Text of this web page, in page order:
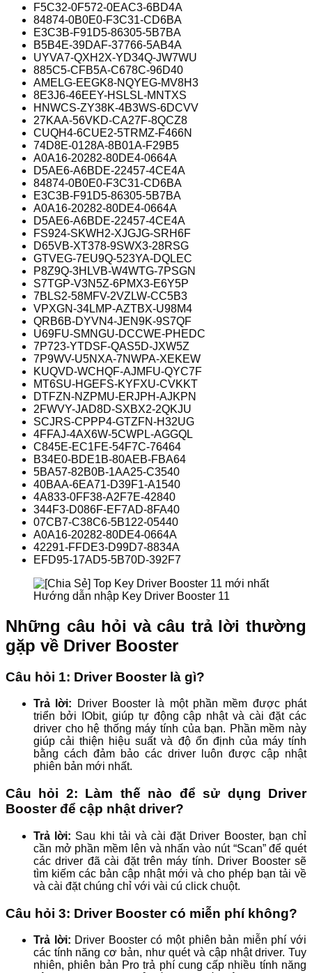
F5C32-0F572-0EAC3-6BD4A
84874-0B0E0-F3C31-CD6BA
E3C3B-F91D5-86305-5B7BA
B5B4E-39DAF-37766-5AB4A
UYVA7-QXH2X-YD34Q-JW7WU
885C5-CFB5A-C678C-96D40
AMELG-EEGK8-NQYEG-MV8H3
8E3J6-46EEY-HSLSL-MNTXS
HNWCS-ZY38K-4B3WS-6DCVV
27KAA-56VKD-CA27F-8QCZ8
CUQH4-6CUE2-5TRMZ-F466N
74D8E-0128A-8B01A-F29B5
A0A16-20282-80DE4-0664A
D5AE6-A6BDE-22457-4CE4A
84874-0B0E0-F3C31-CD6BA
E3C3B-F91D5-86305-5B7BA
A0A16-20282-80DE4-0664A
D5AE6-A6BDE-22457-4CE4A
FS924-SKWH2-XJGJG-SRH6F
D65VB-XT378-9SWX3-28RSG
GTVEG-7EU9Q-523YA-DQLEC
P8Z9Q-3HLVB-W4WTG-7PSGN
S7TGP-V3N5Z-6PMX3-E6Y5P
7BLS2-58MFV-2VZLW-CC5B3
VPXGN-34LMP-AZTBX-U98M4
QRB6B-DYVN4-JEN9K-9S7QF
U69FU-SMNGU-DCCWE-PHEDC
7P723-YTDSF-QAS5D-JXW5Z
7P9WV-U5NXA-7NWPA-XEKEW
KUQVD-WCHQF-AJMFU-QYC7F
MT6SU-HGEFS-KYFXU-CVKKT
DTFZN-NZPMU-ERJPH-AJKPN
2FWVY-JAD8D-SXBX2-2QKJU
SCJRS-CPPP4-GTZFN-H32UG
4FFAJ-4AX6W-5CWPL-AGGQL
C845E-EC1FE-54F7C-76464
B34E0-BDE1B-80AEB-FBA64
5BA57-82B0B-1AA25-C3540
40BAA-6EA71-D39F1-A1540
4A833-0FF38-A2F7E-42840
344F3-D086F-EF7AD-8FA40
07CB7-C38C6-5B122-05440
A0A16-20282-80DE4-0664A
42291-FFDE3-D99D7-8834A
EFD95-17AD5-5B70D-392F7
Hướng dẫn nhập Key Driver Booster 11
Những câu hỏi và câu trả lời thường
gặp về Driver Booster
Câu hỏi 1: Driver Booster là gì?
Trả lời:
Driver Booster là một phần mềm được phát
triển bởi IObit, giúp tự động cập nhật và cài đặt các
driver cho hệ thống máy tính của bạn. Phần mềm này
giúp cải thiện hiệu suất và độ ổn định của máy tính
bằng cách đảm bảo các driver luôn được cập nhật
phiên bản mới nhất.
Câu hỏi 2: Làm thế nào để sử dụng Driver
Booster để cập nhật driver?
Trả lời: Sau khi tải và cài đặt Driver Booster, bạn chỉ
cần mở phần mềm lên và nhấn vào nút “Scan” để quét
các driver đã cài đặt trên máy tính. Driver Booster sẽ
tìm kiếm các bản cập nhật mới và cho phép bạn tải về
và cài đặt chúng chỉ với vài cú click chuột.
Câu hỏi 3: Driver Booster có miễn phí không?
Trả lời: Driver Booster có một phiên bản miễn phí với
các tính năng cơ bản, như quét và cập nhật driver. Tuy
nhiên, phiên bản Pro trả phí cung cấp nhiều tính năng